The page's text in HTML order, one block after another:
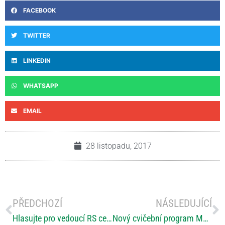
FACEBOOK
TWITTER
LINKEDIN
WHATSAPP
EMAIL
28 listopadu, 2017
PŘEDCHOZÍ
Hlasujte pro vedoucí RS centra v Teplicích MUDr. Martu Vachovou v anketě Osobnost roku Ústeckého kraje
NÁSLEDUJÍCÍ
Nový cvičební program MS centra VFN